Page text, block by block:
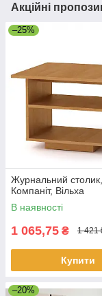
Акційні
–25%
Журнальний
Компаніт, Вільха
В наявності
1 065,75 ₴ 1 421
Купити
–20%